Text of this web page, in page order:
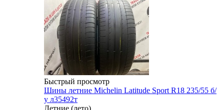
Быстрый просмотр
Шины летние Michelin Latitude Sport R18 235/55 б/
у л35492т
Летние (лето)